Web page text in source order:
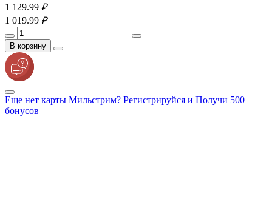
1 129.99 ₽
1 019.99 ₽
В корзину
Еще нет карты Мильстрим? Регистрируйся и Получи 500
бонусов